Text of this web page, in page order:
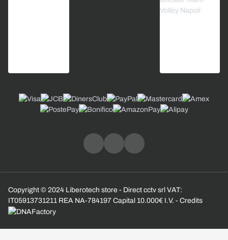
Copyright © 2024 Liberotech store - Direct cctv srl VAT:
IT05913731211 REA NA-784197 Capital 10.000€ I.V. - Credits